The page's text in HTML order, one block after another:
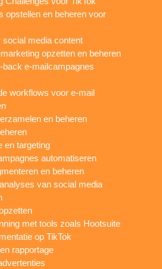
opstellen en beheren voor
media content
opzetten en beheren
back e-mailcampagnes
workflows voor e-mail
en beheren
en targeting
automatiseren
en beheren
van social media
met tools zoals Hootsuite
op TikTok
rapportage